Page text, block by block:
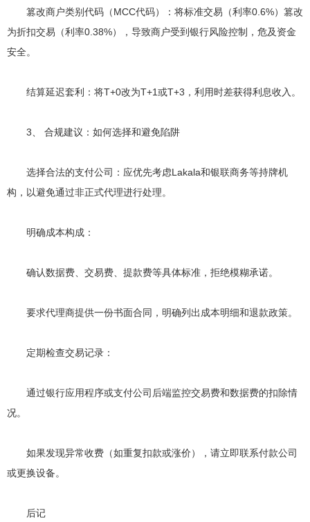
篡改商户类别代码（MCC代码）：将标准交易（利率0.6%）篡改
为折扣交易（利率0.38%），导致商户受到银行风险控制，危及资金
安全。
结算延迟套利：将T+0改为T+1或T+3，利用时差获得利息收入。
3、 合规建议：如何选择和避免陷阱
选择合法的支付公司：应优先考虑Lakala和银联商务等持牌机
构，以避免通过非正式代理进行处理。
明确成本构成：
确认数据费、交易费、提款费等具体标准，拒绝模糊承诺。
要求代理商提供一份书面合同，明确列出成本明细和退款政策。
定期检查交易记录：
通过银行应用程序或支付公司后端监控交易费和数据费的扣除情
况。
如果发现异常收费（如重复扣款或涨价），请立即联系付款公司
或更换设备。
后记